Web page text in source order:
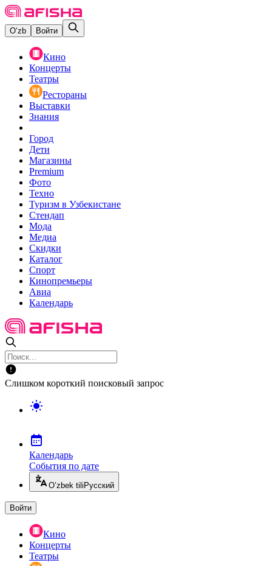
O‘zb Войти
Кино
Концерты
Театры
Рестораны
Выставки
Знания
Город
Дети
Магазины
Premium
Фото
Техно
Туризм в Узбекистане
Стендап
Мода
Медиа
Скидки
Каталог
Спорт
Кинопремьеры
Авиа
Календарь
Слишком короткий поисковый запрос
Календарь
События по дате
O’zbek tili Русский
Войти
Кино
Концерты
Театры